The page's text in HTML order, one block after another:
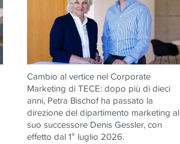
Cambio al vertice nel Corporate
Marketing diTECE: dopo più di dieci
anni, Petra Bischof ha passato la
direzione del dipartimento marketing al
suo successore Denis Gessler, con
effetto dal 1° luglio 2026.